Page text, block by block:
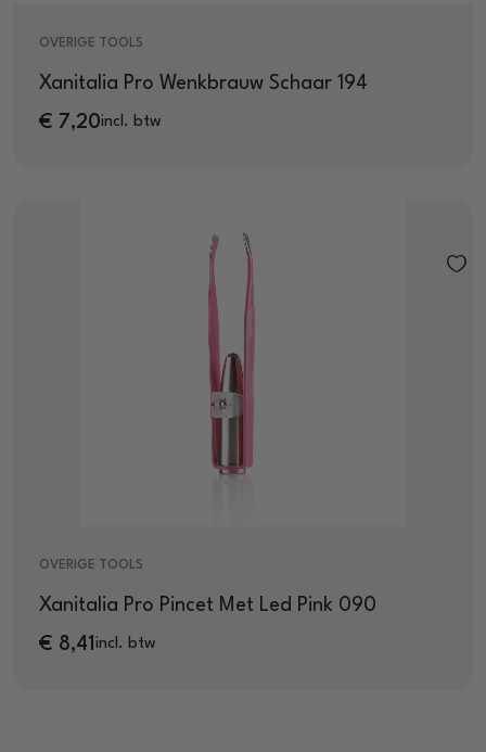
OVERIGE TOOLS
Xanitalia Pro Wenkbrauw Schaar 194
€ 7,20incl. btw
OVERIGE TOOLS
Xanitalia Pro Pincet Met Led Pink 090
€ 8,41 incl. btw